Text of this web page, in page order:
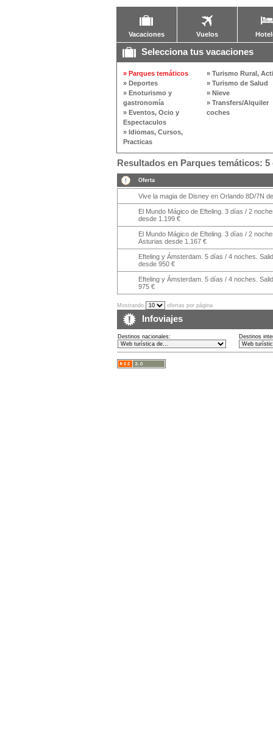
Vacaciones Vuelos
Selecciona tus vacaciones
» Parques temáticos
» Deportes
» Enoturismo y
gastronomía
» Eventos, Ocio y
Espectaculos
» Idiomas, Cursos,
Practicas
» Turismo Rural,
» Turismo de Salud
» Nieve
» Transfers/Alquiler
coches
Resultados en Parques temáticos: 5
Oferta
Vive la magia de Disney en Orlando 8D/7N
El Mundo Mágico de Efteling. 3 días / 2
desde 1.199 €
El Mundo Mágico de Efteling. 3 días / 2
Asturias desde 1.167 €
Efteling y Ámsterdam. 5 días / 4 noches.
desde 950 €
Efteling y Ámsterdam. 5 días / 4 noches.
975 €
Mostrando ofertas por página
Infoviajes
Destinos nacionales: Destinos